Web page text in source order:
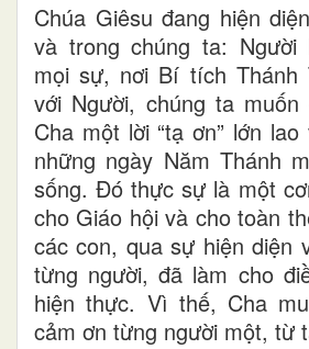
Chúa Giêsu đang hiện
và trong chúng ta:
mọi sự, nơi Bí tích Thánh
với Người, chúng ta muốn
Cha một lời “tạ ơn” lớn
những ngày Năm Thánh
sống. Đó thực sự là một
cho Giáo hội và cho toàn
các con, qua sự hiện diện
từng người, đã làm cho
hiện thực. Vì thế, Cha
cảm ơn từng người một, từ